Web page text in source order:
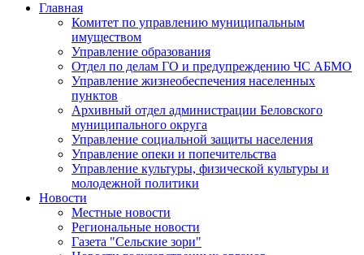
Главная
Комитет по управлению муниципальным
имуществом
Управление образования
Отдел по делам ГО и предупреждению ЧС АБМО
Управление жизнеобеспечения населенных
пунктов
Архивный отдел администрации Беловского
муниципального округа
Управление социальной защиты населения
Управление опеки и попечительства
Управление культуры, физической культуры и
молодежной политики
Новости
Местные новости
Региональные новости
Газета "Сельские зори"